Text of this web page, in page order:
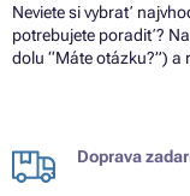
Neviete si vybrať
potrebujete poradiť?
dolu “Máte otázku?”) a
Doprava